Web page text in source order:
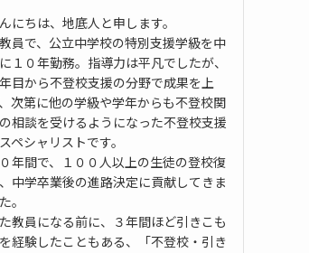
にちは、地底人と申します。
員で、公立中学校の特別支援学級を中
１０年勤務。指導力は平凡でしたが、
目から不登校支援の分野で成果を上
次第に他の学級や学年からも不登校関
相談を受けるようになった不登校支援
ペシャリストです。
年間で、１００人以上の生徒の登校復
中学卒業後の進路決定に貢献してきま
。
教員になる前に、３年間ほど引きこも
経験したこともある、「不登校・引き